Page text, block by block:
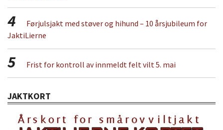
4
Førjulsjakt med støver og hihund – 10 årsjubileum for
JaktiLierne
5 Frist for kontroll av innmeldt felt vilt 5. mai
JAKTKORT